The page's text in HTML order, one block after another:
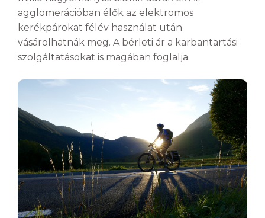
agglomerációban élők az elektromos
kerékpárokat félév használat után
vásárolhatnák meg. A bérleti ár a karbantartási
szolgáltatásokat is magában foglalja.